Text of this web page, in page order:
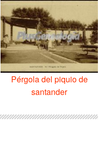
Pérgola del piquio de
santander